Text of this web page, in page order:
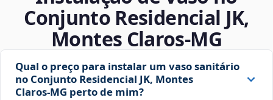
Conjunto Residencial JK,
Montes Claros‑MG
Qual o preço para instalar um vaso sanitário
no Conjunto Residencial JK, Montes
Claros‑MG perto de mim?